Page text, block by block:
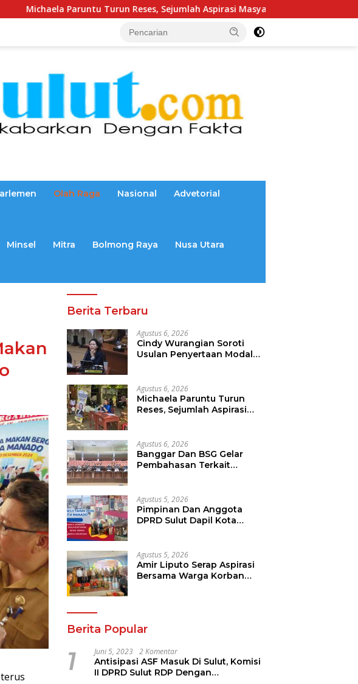
Reses, Sejumlah Aspirasi Masyarakat Diserap Banggar Dan BSG
Olah Raga Nasional Advetorial
Minsel Mitra Bolmong Raya Nusa Utara
Berita Terbaru
Agustus 6, 2026
Cindy Wurangian Soroti
Usulan Penyertaan Modal
Agustus 6, 2026
Michaela Paruntu Turun
Reses, Sejumlah Aspirasi
Agustus 6, 2026
Banggar Dan BSG Gelar
Pembahasan Terkait
Agustus 5, 2026
Pimpinan Dan Anggota
DPRD Sulut Dapil Kota
Diserap
Agustus 5, 2026
Amir Liputo Serap Aspirasi
Bersama Warga Korban
Berita Popular
1 Juni 5, 2023 2 Komentar
Antisipasi ASF Masuk Di Sulut, Komisi
II DPRD Sulut RDP Dengan